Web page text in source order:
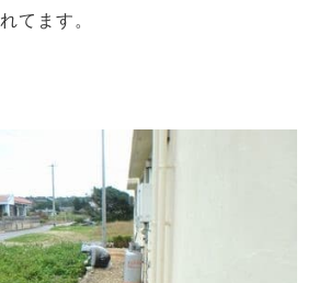
てます。